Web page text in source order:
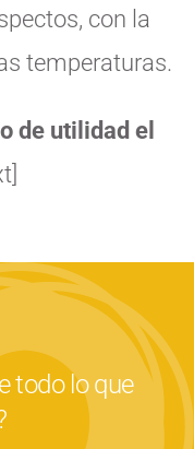
con la
temperaturas.
de utilidad el
todo lo que